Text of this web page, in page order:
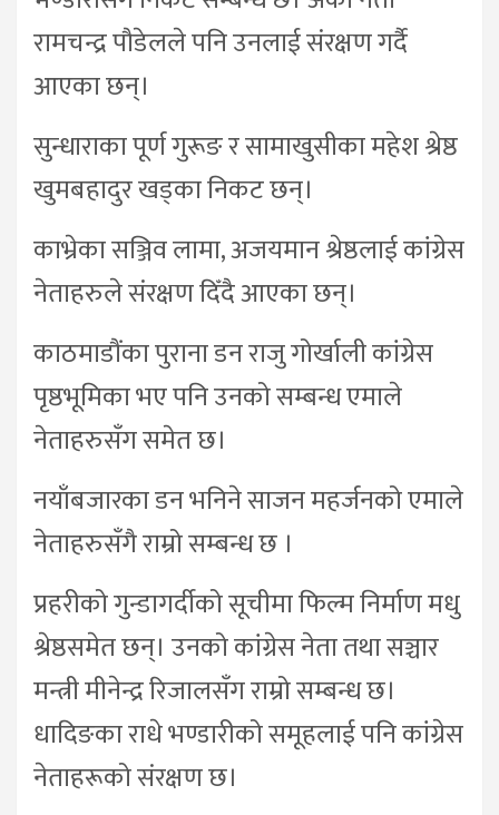
रामचन्द्र पौडेलले पनि उनलाई संरक्षण गर्दै
आएका छन्।
सुन्धाराका पूर्ण गुरूङ र सामाखुसीका महेश श्रेष्ठ
खुमबहादुर खड्का निकट छन्।
काभ्रेका सञ्जिव लामा, अजयमान श्रेष्ठलाई कांग्रेस
नेताहरुले संरक्षण दिँदै आएका छन्।
काठमाडौंका पुराना डन राजु गोर्खाली कांग्रेस
पृष्ठभूमिका भए पनि उनको सम्बन्ध एमाले
नेताहरुसँग समेत छ।
नयाँबजारका डन भनिने साजन महर्जनको एमाले
नेताहरुसँगै राम्रो सम्बन्ध छ ।
प्रहरीको गुन्डागर्दीको सूचीमा फिल्म निर्माण मधु
श्रेष्ठसमेत छन्। उनको कांग्रेस नेता तथा सञ्चार
मन्त्री मीनेन्द्र रिजालसँग राम्रो सम्बन्ध छ।
धादिङका राधे भण्डारीको समूहलाई पनि कांग्रेस
नेताहरूको संरक्षण छ।